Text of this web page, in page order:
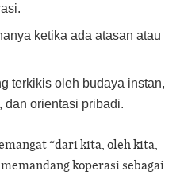
ketika ada atasan atau
terkikis oleh budaya instan,
dan orientasi pribadi.
“dari kita, oleh kita,
koperasi sebagai